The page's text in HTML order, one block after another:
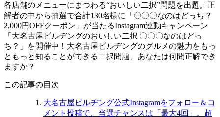
各店舗のメニューにまつわる“おいしい二択”問題を出題。正
解者の中から抽選で合計130名様に「〇〇〇なのはどっち？
2,000円OFFクーポン」が当たるInstagram連動キャンペーン
「大名古屋ビルヂングのおいしい二択 〇〇〇なのはどっ
ち？」を開催中！大名古屋ビルヂングのグルメの魅力をもっ
ともっと知ることができる二択問題、あなたは何問正解でき
ますか？
この記事の目次
大名古屋ビルヂング公式Instagramをフォロー＆コ
メント投稿で、当選チャンスは「最大4回」。超